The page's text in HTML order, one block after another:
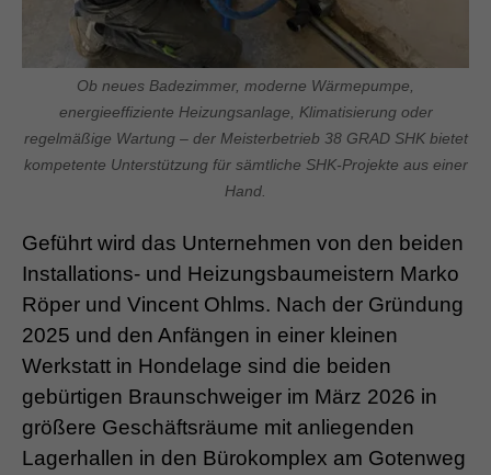
Ob neues Badezimmer, moderne Wärmepumpe,
energieeffiziente Heizungsanlage, Klimatisierung oder
regelmäßige Wartung – der Meisterbetrieb 38 GRAD SHK bietet
kompetente Unterstützung für sämtliche SHK-Projekte aus einer
Hand.
Geführt wird das Unternehmen von den beiden
Installations- und Heizungsbaumeistern Marko
Röper und Vincent Ohlms. Nach der Gründung
2025 und den Anfängen in einer kleinen
Werkstatt in Hondelage sind die beiden
gebürtigen Braunschweiger im März 2026 in
größere Geschäftsräume mit anliegenden
Lagerhallen in den Bürokomplex am Gotenweg